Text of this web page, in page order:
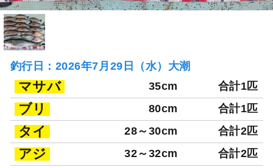
釣行日：2026年7月29日（水）大潮
マサバ 35cm 合計1匹
ブリ 80cm 合計1匹
タイ 28～30cm 合計2匹
アジ 32～32cm 合計2匹